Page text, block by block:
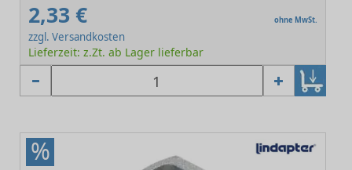
2,33 € ohne MwSt.
zzgl. Versandkosten
Lieferzeit: z.Zt. ab Lager lieferbar
%